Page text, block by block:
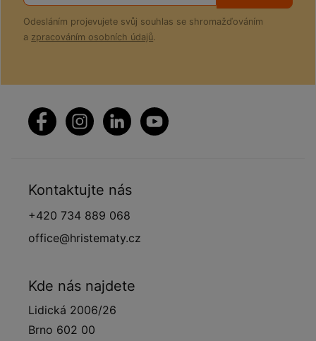
Odesláním projevujete svůj souhlas se shromažďováním
a zpracováním osobních údajů.
Kontaktujte nás
+420 734 889 068
office@hristematy.cz
Kde nás najdete
Lidická 2006/26
Brno 602 00